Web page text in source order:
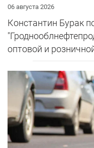
06 августа 2026
Константин Бурак
оптовой и